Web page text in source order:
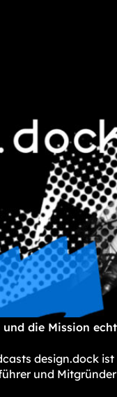
die Mission
design.dock
und